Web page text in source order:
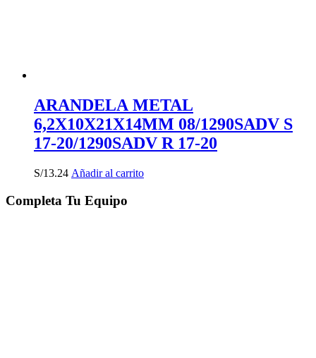
ARANDELA METAL
6,2X10X21X14MM 08/1290SADV S
17-20/1290SADV R 17-20
S/13.24 Añadir al carrito
Completa Tu Equipo